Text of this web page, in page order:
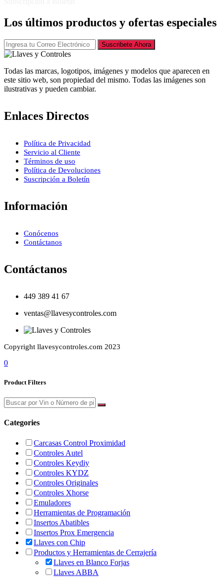
Los últimos productos y ofertas especiales
Suscribete Ahora
Todas las marcas, logotipos, imágenes y modelos que aparecen en
este sitio web, son propiedad del mismo. Todas las imágenes son
ilustrativas y pueden cambiar.
Enlaces Directos
Política de Privacidad
Servicio al Cliente
Términos de uso
Política de Devoluciones
Suscripción a Boletín
Información
Conócenos
Contáctanos
Contáctanos
449 389 41 67
ventas@llavesycontroles.com
Copyright llavesycontroles.com 2023
0
Product Filters
Categories
Carcasas Control Proximidad
Controles Autel
Controles Keydiy
Controles KYDZ
Controles Originales
Controles Xhorse
Emuladores
Herramientas de Programación
Insertos Abatibles
Insertos Prox Emergencia
Llaves con Chip
Productos y Herramientas de Cerrajería
Llaves en Blanco Forjas
Llaves ABBA